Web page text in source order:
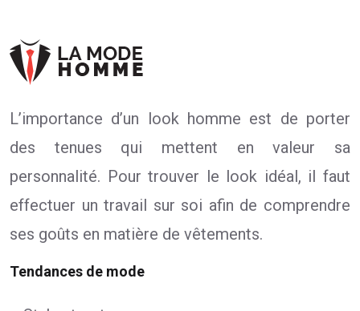
L’importance d’un look homme est de porter
des tenues qui mettent en valeur sa
personnalité. Pour trouver le look idéal, il faut
effectuer un travail sur soi afin de comprendre
ses goûts en matière de vêtements.
Tendances de mode